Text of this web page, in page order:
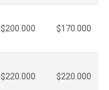
$200.000 $170.000
$220.000 $220.000